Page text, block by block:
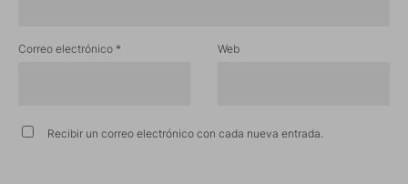
Correo electrónico * Web
Recibir un correo electrónico con cada nueva entrada.